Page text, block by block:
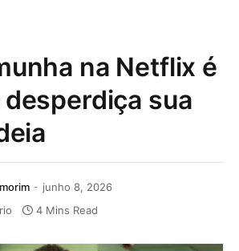
na Netflix é
desperdiça sua
junho 8, 2026
4 Mins Read